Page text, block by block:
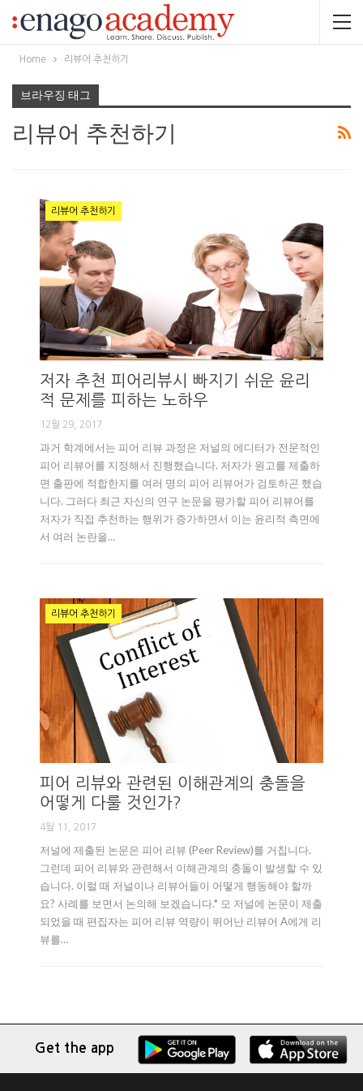
Home 리뷰어 추천하기
브라우징 태그
리뷰어 추천하기
리뷰어 추천하기
저자 추천 피어리뷰시 빠지기 쉬운 윤리
적 문제를 피하는 노하우
12월 29, 2017
과거 학계에서는 피어 리뷰 과정은 저널의 에디터가 전문적인
피어 리뷰어를 지정해서 진행했습니다. 저자가 원고를 제출하
면 출판에 적합한지를 여러 명의 피어 리뷰어가 검토하곤 했습
니다. 그러다 최근 자신의 연구 논문을 평가할 피어 리뷰어를
저자가 직접 추천하는 행위가 증가하면서 이는 윤리적 측면에
서 여러 논란을…
리뷰어 추천하기
피어 리뷰와 관련된 이해관계의 충돌을
어떻게 다룰 것인가?
4월 11, 2017
저널에 제출된 논문은 피어 리뷰 (Peer Review)를 거칩니다.
그런데 피어 리뷰와 관련해서 이해관계의 충돌이 발생할 수 있
습니다. 이럴 때 저널이나 리뷰어들이 어떻게 행동해야 할까
요? 사례를 보면서 논의해 보겠습니다.* 모 저널에 논문이 제출
되었을 때 편집자는 피어 리뷰 역량이 뛰어난 리뷰어 A에게 리
뷰를…
Get the app